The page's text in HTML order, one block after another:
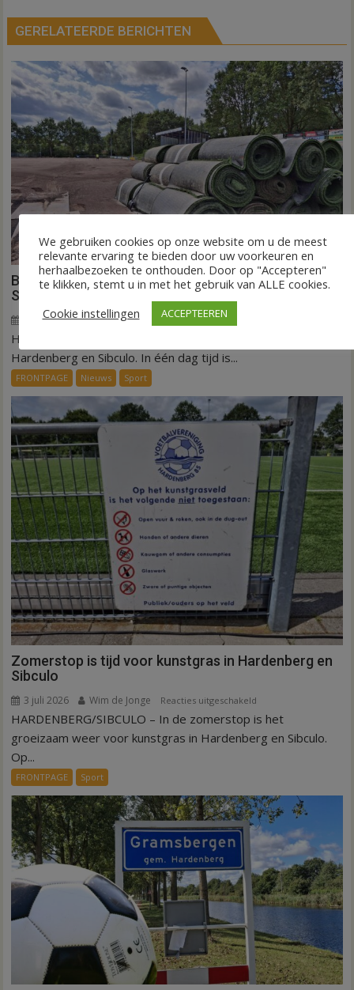
GERELATEERDE BERICHTEN
Binnen een dag is kunstgras weg in Hardenberg en
Sibculo
5 augustus 2026 Wim de Jonge Reacties uitgeschakeld
kunstgras
weg
in
Hardenberg
en
Sibculo
HARDENBERG/SIBCULO – Het gras is vandaag opgerold in
Hardenberg en Sibculo. In één dag tijd is...
FRONTPAGE Nieuws Sport
Zomerstop is tijd voor kunstgras in Hardenberg en
Sibculo
3 juli 2026 Wim de Jonge Reacties uitgeschakeld
Zomerstop
is
in
Hardenberg
en
Sibculo
HARDENBERG/SIBCULO – In de zomerstop is het
groeizaam weer voor kunstgras in Hardenberg en Sibculo.
Op...
FRONTPAGE Sport
We gebruiken cookies op onze website om u de meest
relevante ervaring te bieden door uw voorkeuren en
herhaalbezoeken te onthouden. Door op "Accepteren"
te klikken, stemt u in met het gebruik van ALLE cookies.
Cookie instellingen
ACCEPTEEREN